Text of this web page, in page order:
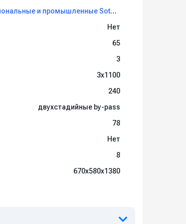
мм.
800 мм.
наружу и увеличивает ресурс
20 м.
Пылеводососы профессиональные и промышленные Soteco
Нет
65
3
3х1100
240
двухстадийные by-pass
78
Нет
8
670х580х1380